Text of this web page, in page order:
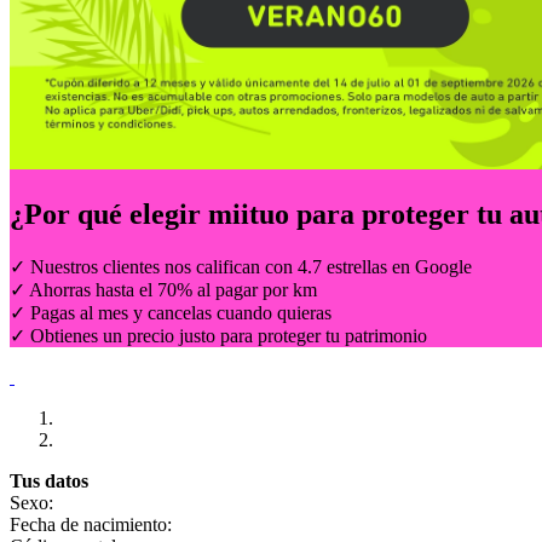
¿Por qué elegir miituo para proteger tu
✓ Nuestros clientes nos califican con 4.7 estrellas en Google
✓ Ahorras hasta el 70% al pagar por km
✓ Pagas al mes y cancelas cuando quieras
✓ Obtienes un precio justo para proteger tu patrimonio
Tus datos
Sexo:
Fecha de nacimiento: